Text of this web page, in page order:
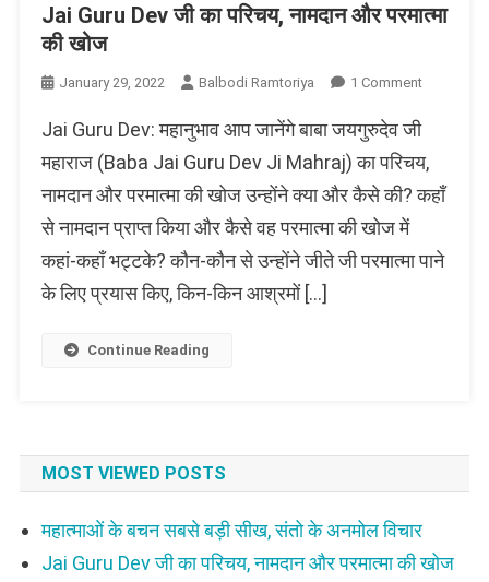
Jai Guru Dev जी का परिचय, नामदान और परमात्मा
की खोज
January 29, 2022 Balbodi Ramtoriya 1 CommentOn
Guru
जी
का
नामदान
और
Jai Guru Dev: महानुभाव आप जानेंगे बाबा जयगुरुदेव जी
महाराज (Baba Jai Guru Dev Ji Mahraj) का परिचय,
नामदान और परमात्मा की खोज उन्होंने क्या और कैसे की? कहाँ
से नामदान प्राप्त किया और कैसे वह परमात्मा की खोज में
कहां-कहाँ भट्टके? कौन-कौन से उन्होंने जीते जी परमात्मा पाने
के लिए प्रयास किए, किन-किन आश्रमों […]
Continue Reading
MOST VIEWED POSTS
महात्माओं के बचन सबसे बड़ी सीख, संतो के अनमोल विचार
Jai Guru Dev जी का परिचय, नामदान और परमात्मा की खोज